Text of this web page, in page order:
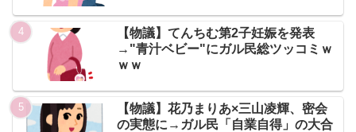
【物議】てんちむ第2子妊娠を発表
→"青汁ベビー"にガル民総ツッコミｗ
ｗｗ
【物議】花乃まりあ×三山凌輝、密会
の実態に→ガル民「自業自得」の大合